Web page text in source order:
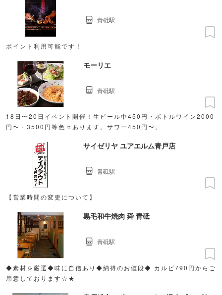
ポイント利用可能です！
青砥駅
モーリエ
18日〜20日イベント開催！生ビール中450円・ボトルワイン2000
円〜・3500円等色々あります。サワー450円〜。
青砥駅
サイゼリヤ ユアエルム青戸店
【営業時間の変更について】
青砥駅
黒毛和牛焼肉 舜 青砥
◆素材を厳選◆味に自信あり◆納得のお値段◆ カルビ790円からご
用意しております☆★
青砥駅